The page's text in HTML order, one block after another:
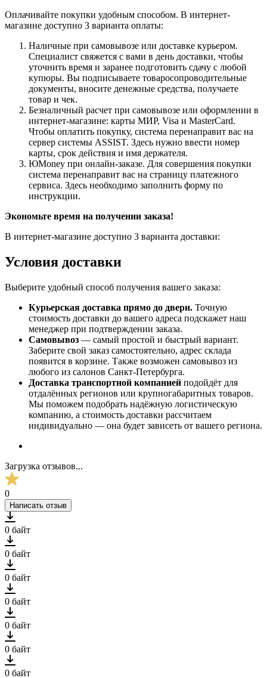
Оплачивайте покупки удобным способом. В интернет-
магазине доступно 3 варианта оплаты:
Наличные при самовывозе или доставке курьером.
Специалист свяжется с вами в день доставки, чтобы
уточнить время и заранее подготовить сдачу с любой
купюры. Вы подписываете товаросопроводительные
документы, вносите денежные средства, получаете
товар и чек.
Безналичный расчет при самовывозе или оформлении в
интернет-магазине: карты МИР, Visa и MasterCard.
Чтобы оплатить покупку, система перенаправит вас на
сервер системы ASSIST. Здесь нужно ввести номер
карты, срок действия и имя держателя.
ЮMoney при онлайн-заказе. Для совершения покупки
система перенаправит вас на страницу платежного
сервиса. Здесь необходимо заполнить форму по
инструкции.
Экономьте время на получении заказа!
В интернет-магазине доступно 3 варианта доставки:
Условия доставки
Выберите удобный способ получения вашего заказа:
Курьерская доставка прямо до двери. Точную
стоимость доставки до вашего адреса подскажет наш
менеджер при подтверждении заказа.
Самовывоз — самый простой и быстрый вариант.
Заберите свой заказ самостоятельно, адрес склада
появится в корзине. Также возможен самовывоз из
любого из салонов Санкт-Петербурга.
Доставка транспортной компанией подойдёт для
отдалённых регионов или крупногабаритных товаров.
Мы поможем подобрать надёжную логистическую
компанию, а стоимость доставки рассчитаем
индивидуально — она будет зависеть от вашего региона.
Загрузка отзывов...
0
Написать отзыв
0 байт
0 байт
0 байт
0 байт
0 байт
0 байт
0 байт